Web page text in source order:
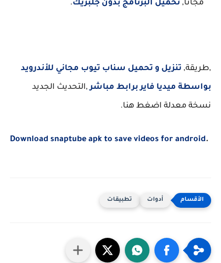
مجانا, تحميل البرنامج بدون جلبريك.
,طريقة, تنزيل و تحميل سناب تيوب مجاني للأندرويد
بواسطة ميديا فاير برابط مباشر,التحديث الجديد
نسخة معدلة اضغط هنا.
.
Download snaptube apk to save videos for android
أدوات تطبيقات